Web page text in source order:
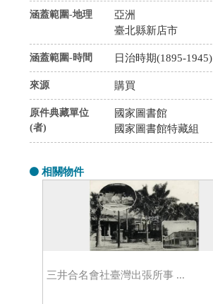
涵蓋範圍-地理
亞洲
臺北縣新店市
涵蓋範圍-時間 日治時期(1895-1945)
來源 購買
原件典藏單位
(者)
國家圖書館
國家圖書館特藏組
相關物件
三井合名會社臺灣出張所事 ...